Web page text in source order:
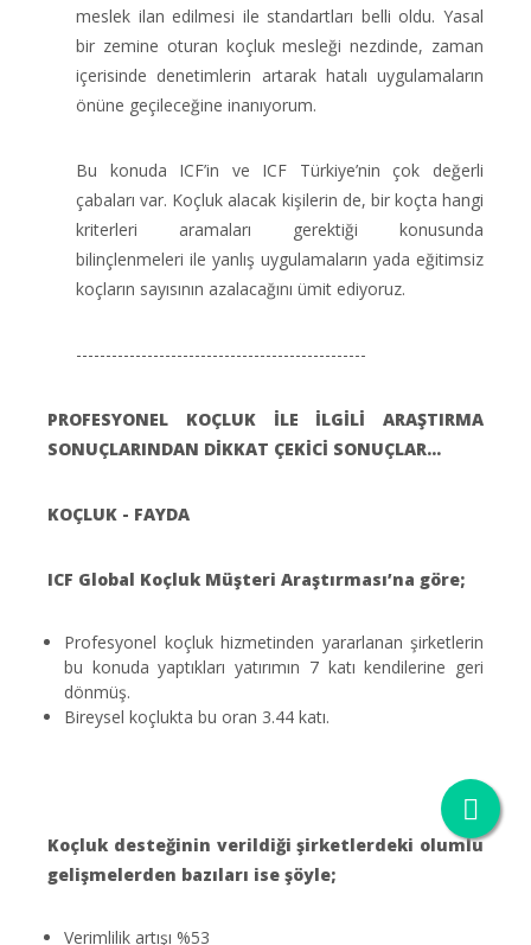
meslek ilan edilmesi ile standartları belli oldu. Yasal
bir zemine oturan koçluk mesleği nezdinde, zaman
içerisinde denetimlerin artarak hatalı uygulamaların
önüne geçileceğine inanıyorum.
Bu konuda ICF’in ve ICF Türkiye’nin çok değerli
çabaları var. Koçluk alacak kişilerin de, bir koçta hangi
kriterleri aramaları gerektiği konusunda
bilinçlenmeleri ile yanlış uygulamaların yada eğitimsiz
koçların sayısının azalacağını ümit ediyoruz.
-------------------------------------------------
PROFESYONEL KOÇLUK İLE İLGİLİ ARAŞTIRMA
SONUÇLARINDAN DİKKAT ÇEKİCİ SONUÇLAR…
KOÇLUK - FAYDA
ICF Global Koçluk Müşteri Araştırması’na göre;
Profesyonel koçluk hizmetinden yararlanan şirketlerin
bu konuda yaptıkları yatırımın 7 katı kendilerine geri
dönmüş.
Bireysel koçlukta bu oran 3.44 katı.
Koçluk desteğinin verildiği şirketlerdeki olumlu
gelişmelerden bazıları ise şöyle;
Verimlilik artışı %53